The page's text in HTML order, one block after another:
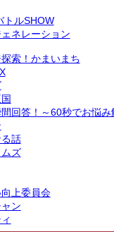
トルSHOW
ネレーション
索！かまいまち
回答！～60秒でお悩み
話
ズ
上委員会
ン